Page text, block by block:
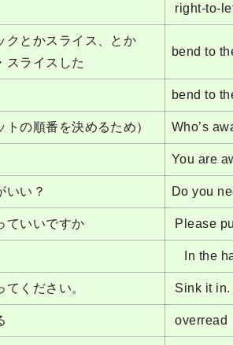
right-to-
クとかスライス、とか
スライスした
bend to
bend to
の順番を決めるため） Who’s
You are
いい？ Do you
ていいですか Please
In the
ください。 Sink it in.
overread